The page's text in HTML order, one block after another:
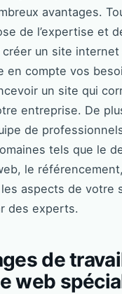
avantages.
de l’expertise et
un site internet
en compte vos
un site qui
entreprise. De
de
tels que le
le
aspects de votre
des experts.
de
web